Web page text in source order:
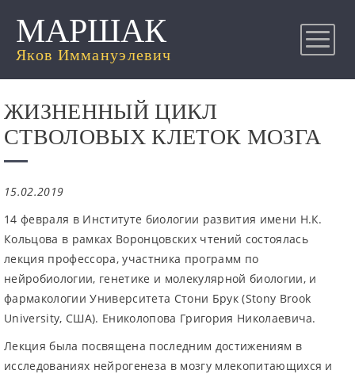
МАРШАК
Яков Иммануэлевич
ЖИЗНЕННЫЙ ЦИКЛ
СТВОЛОВЫХ КЛЕТОК МОЗГА
15.02.2019
14 февраля в Институте биологии развития имени Н.К.
Кольцова в рамках Воронцовских чтений состоялась
лекция профессора, участника программ по
нейробиологии, генетике и молекулярной биологии, и
фармакологии Университета Стони Брук (Stony Brook
University, США). Ениколопова Григория Николаевича.
Лекция была посвящена последним достижениям в
исследованиях нейрогенеза в мозгу млекопитающихся и